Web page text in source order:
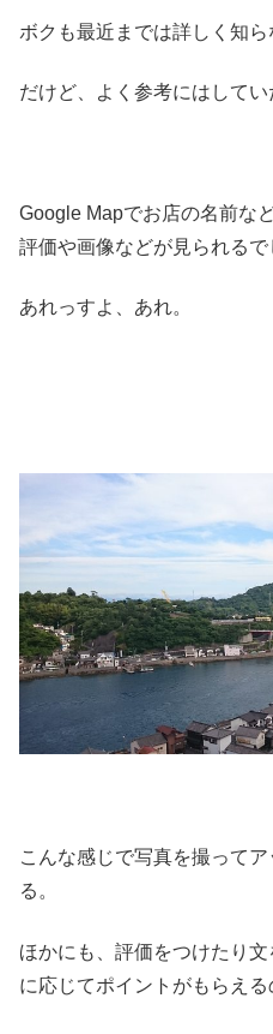
ボクも最近までは詳しく知ら
だけど、よく参考にはしてい
Google Mapでお店の名前な
評価や画像などが見られるで
あれっすよ、あれ。
こんな感じで写真を撮って
る。
ほかにも、評価をつけたり
に応じてポイントがもらえる